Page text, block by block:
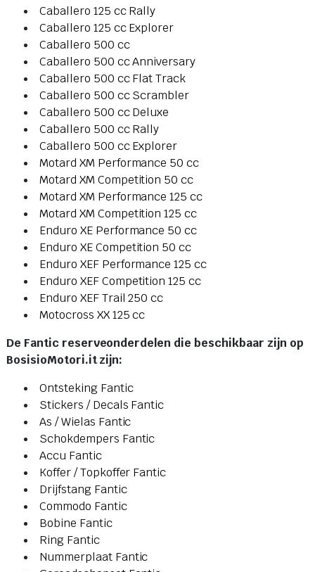
Caballero 125 cc Rally
Caballero 125 cc Explorer
Caballero 500 cc
Caballero 500 cc Anniversary
Caballero 500 cc Flat Track
Caballero 500 cc Scrambler
Caballero 500 cc Deluxe
Caballero 500 cc Rally
Caballero 500 cc Explorer
Motard XM Performance 50 cc
Motard XM Competition 50 cc
Motard XM Performance 125 cc
Motard XM Competition 125 cc
Enduro XE Performance 50 cc
Enduro XE Competition 50 cc
Enduro XEF Performance 125 cc
Enduro XEF Competition 125 cc
Enduro XEF Trail 250 cc
Motocross XX 125 cc
De Fantic reserveonderdelen die beschikbaar zijn op
BosisioMotori.it zijn:
Ontsteking Fantic
Stickers / Decals Fantic
As / Wielas Fantic
Schokdempers Fantic
Accu Fantic
Koffer / Topkoffer Fantic
Drijfstang Fantic
Commodo Fantic
Bobine Fantic
Ring Fantic
Nummerplaat Fantic